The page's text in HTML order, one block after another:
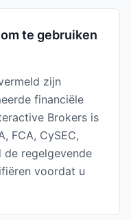
te gebruiken
zijn
financiële
Brokers is
FCA, CySEC,
de regelgevende
voordat u